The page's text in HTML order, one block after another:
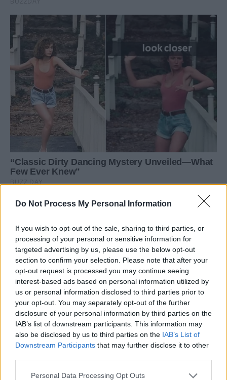
Do Not Process My Personal Information
If you wish to opt-out of the sale, sharing to third parties, or
processing of your personal or sensitive information for
targeted advertising by us, please use the below opt-out
section to confirm your selection. Please note that after your
opt-out request is processed you may continue seeing
interest-based ads based on personal information utilized by
us or personal information disclosed to third parties prior to
your opt-out. You may separately opt-out of the further
disclosure of your personal information by third parties on the
IAB’s list of downstream participants. This information may
also be disclosed by us to third parties on the IAB’s List of
Downstream Participants that may further disclose it to other
Personal Data Processing Opt Outs